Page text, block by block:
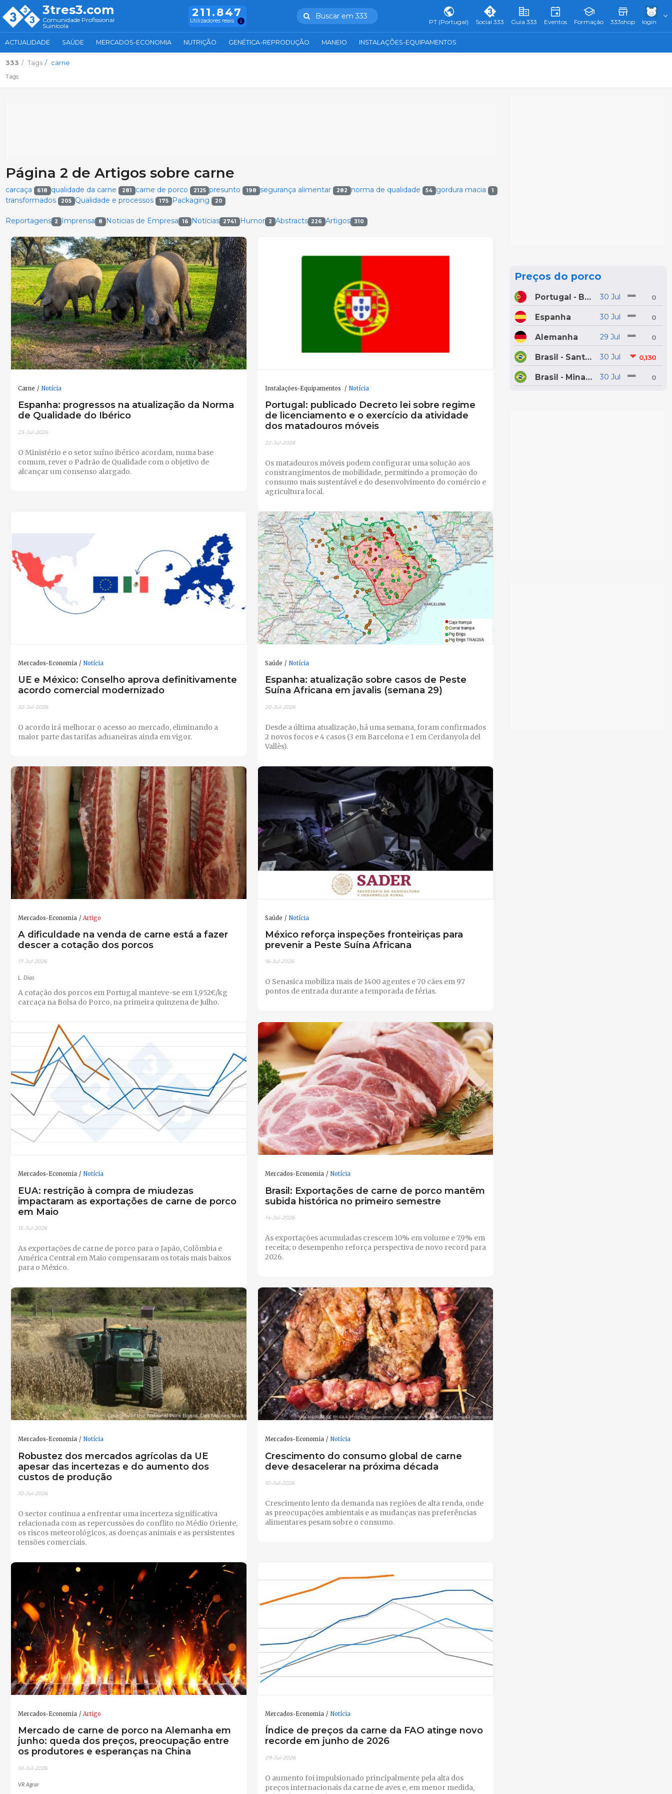
3tres3.com
Comunidade Profissional
Suinícola
211.847
Utilizadores reais
Buscar em 333
PT (Portugal) Social 333 Guia 333 Eventos Formação 333shop login
ACTUALIDADE SAÚDE MERCADOS-ECONOMIA NUTRIÇÃO GENÉTICA-REPRODUÇÃO MANEIO INSTALAÇÕES-EQUIPAMENTOS
333 Tags carne
Tags
Página 2 de Artigos sobre carne
carcaça 618 qualidade da carne 281 carne de porco 2125 presunto 198 segurança alimentar 282 norma de qualidade 54 gordura macia 1
transformados 205 Qualidade e processos 175 Packaging 20
Reportagens 2 Imprensa 8 Noticias de Empresa 16 Notícias 2741 Humor 2 Abstracts 226 Artigos 310
Carne Notícia
Espanha: progressos na atualização da Norma
de Qualidade do Ibérico
23-Jul-2026
O Ministério e o setor suíno ibérico acordam, numa base
comum, rever o Padrão de Qualidade com o objetivo de
alcançar um consenso alargado.
Instalações-Equipamentos Notícia
Portugal: publicado Decreto lei sobre regime
de licenciamento e o exercício da atividade
dos matadouros móveis
22-Jul-2026
Os matadouros móveis podem configurar uma solução aos
constrangimentos de mobilidade, permitindo a promoção do
consumo mais sustentável e do desenvolvimento do comércio e
agricultura local.
Mercados-Economia Notícia
UE e México: Conselho aprova definitivamente
acordo comercial modernizado
22-Jul-2026
O acordo irá melhorar o acesso ao mercado, eliminando a
maior parte das tarifas aduaneiras ainda em vigor.
Saúde Notícia
Espanha: atualização sobre casos de Peste
Suína Africana em javalis (semana 29)
20-Jul-2026
Desde a última atualização, há uma semana, foram confirmados
2 novos focos e 4 casos (3 em Barcelona e 1 em Cerdanyola del
Vallès).
Mercados-Economia Artigo
A dificuldade na venda de carne está a fazer
descer a cotação dos porcos
17-Jul-2026
L. Dias
A cotação dos porcos em Portugal manteve-se em 1,952€/kg
carcaça na Bolsa do Porco, na primeira quinzena de Julho.
Saúde Notícia
México reforça inspeções fronteiriças para
prevenir a Peste Suína Africana
16-Jul-2026
O Senasica mobiliza mais de 1400 agentes e 70 cães em 97
pontos de entrada durante a temporada de férias.
Mercados-Economia Notícia
EUA: restrição à compra de miudezas
impactaram as exportações de carne de porco
em Maio
15-Jul-2026
As exportações de carne de porco para o Japão, Colômbia e
América Central em Maio compensaram os totais mais baixos
para o México.
Mercados-Economia Notícia
Brasil: Exportações de carne de porco mantêm
subida histórica no primeiro semestre
14-Jul-2026
As exportações acumuladas crescem 10% em volume e 7,9% em
receita; o desempenho reforça perspectiva de novo record para
2026.
Mercados-Economia Notícia
Robustez dos mercados agrícolas da UE
apesar das incertezas e do aumento dos
custos de produção
10-Jul-2026
O sector continua a enfrentar uma incerteza significativa
relacionada com as repercussões do conflito no Médio Oriente,
os riscos meteorológicos, as doenças animais e as persistentes
tensões comerciais.
Mercados-Economia Notícia
Crescimento do consumo global de carne
deve desacelerar na próxima década
10-Jul-2026
Crescimento lento da demanda nas regiões de alta renda, onde
as preocupações ambientais e as mudanças nas preferências
alimentares pesam sobre o consumo.
Mercados-Economia Artigo
Mercado de carne de porco na Alemanha em
junho: queda dos preços, preocupação entre
os produtores e esperanças na China
10-Jul-2026
VR Agrar
Mercados-Economia Notícia
Índice de preços da carne da FAO atinge novo
recorde em junho de 2026
09-Jul-2026
O aumento foi impulsionado principalmente pela alta dos
preços internacionais da carne de aves e, em menor medida,
Preços do porco
Portugal - Bolsa do Porco do Montijo 30 Jul 0
Espanha 30 Jul 0
Alemanha 29 Jul 0
Brasil - Santa Catarina 30 Jul 0,130
Brasil - Minas Gerais 30 Jul 0